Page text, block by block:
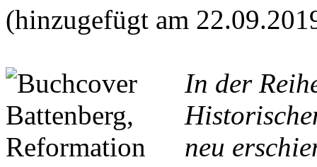
(hinzugefügt am
In der
neu